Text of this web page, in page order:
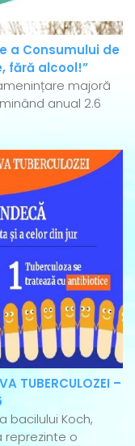
a Consumului de
fără alcool!”
majoră
anual 2.6
TUBERCULOZEI –
bacilului Koch,
reprezinte o